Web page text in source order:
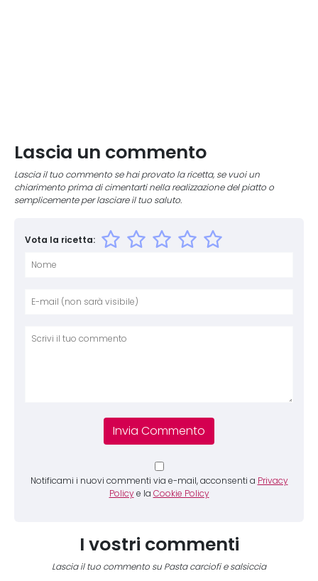
Lascia un commento
Lascia il tuo commento se hai provato la ricetta, se vuoi un
chiarimento prima di cimentarti nella realizzazione del piatto o
semplicemente per lasciare il tuo saluto.
Vota la ricetta:
Notificami i nuovi commenti via e-mail, acconsenti a Privacy
Policy e la Cookie Policy
I vostri commenti
Lascia il tuo commento su Pasta carciofi e salsiccia